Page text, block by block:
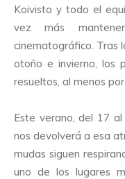
Koivisto y todo el
vez más
cinematográfico. Tras
otoño e invierno, los
resueltos, al menos
Este verano, del 17
nos devolverá a esa
mudas siguen
uno de los lugares